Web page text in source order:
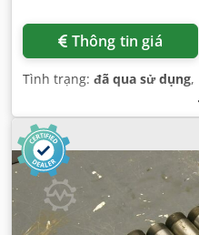
Thông tin giá
Tình trạng: đã qua sử dụng,